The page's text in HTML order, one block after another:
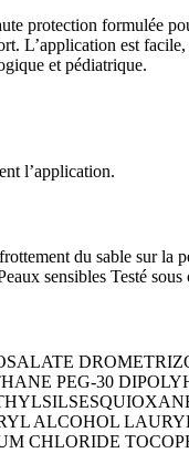
protection formulée
L’application est
et pédiatrique.
l’application.
du sable sur
sensibles Testé
PEG-30
ALCOHOL
CHLORIDE